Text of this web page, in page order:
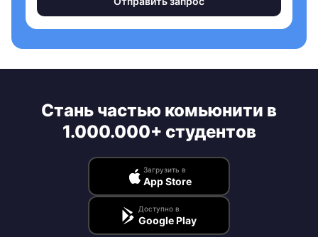
Стань частью комьюнити в
1.000.000+ студентов
Загрузить в
App Store
Доступно в
Google Play